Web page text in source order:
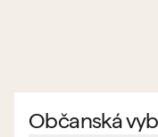
Občanská